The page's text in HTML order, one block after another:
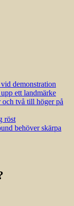
demonstration
ett landmärke
och två till höger på
röst
behöver skärpa